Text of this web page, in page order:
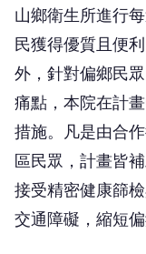
山鄉衛生所進行
民獲得優質且便
外，針對偏鄉民
痛點，本院在計
措施。凡是由合
區民眾，計畫皆
接受精密健康篩
交通障礙，縮短